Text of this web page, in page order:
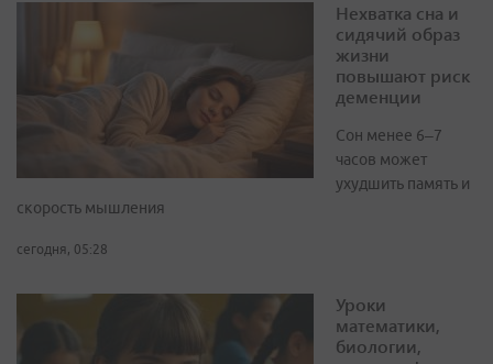
Нехватка сна и
сидячий образ
жизни
повышают риск
деменции
Сон менее 6–7
часов может
ухудшить память и
скорость мышления
сегодня, 05:28
Уроки
математики,
биологии,